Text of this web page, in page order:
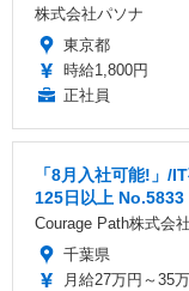
株式会社パソナ
東京都
時給1,800円
正社員
「8月入社可能!」/
125日以上 No.5833
Courage Path株式会社
千葉県
月給27万円～35